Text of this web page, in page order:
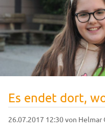
Es endet dort,
26.07.2017 12:30von Helmar